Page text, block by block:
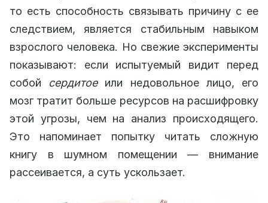
то есть способность связывать причину с ее
следствием, является стабильным навыком
взрослого человека. Но свежие эксперименты
показывают: если испытуемый видит перед
собой сердитоеили недовольное лицо, его
мозг тратит больше ресурсов на расшифровку
этой угрозы, чем на анализ происходящего.
Это напоминает попытку читать сложную
книгу в шумном помещении — внимание
рассеивается, а суть ускользает.